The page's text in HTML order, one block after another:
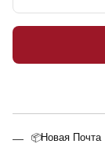
📦Новая Почта